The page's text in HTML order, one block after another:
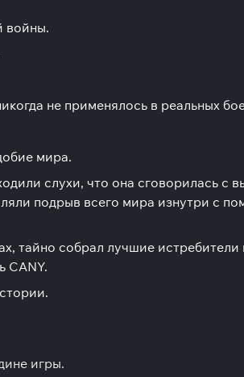
войны.
не применялось в реальных
мира.
слухи, что она сговорилась
подрыв всего мира изнутри с
тайно собрал лучшие
CANY.
игры.